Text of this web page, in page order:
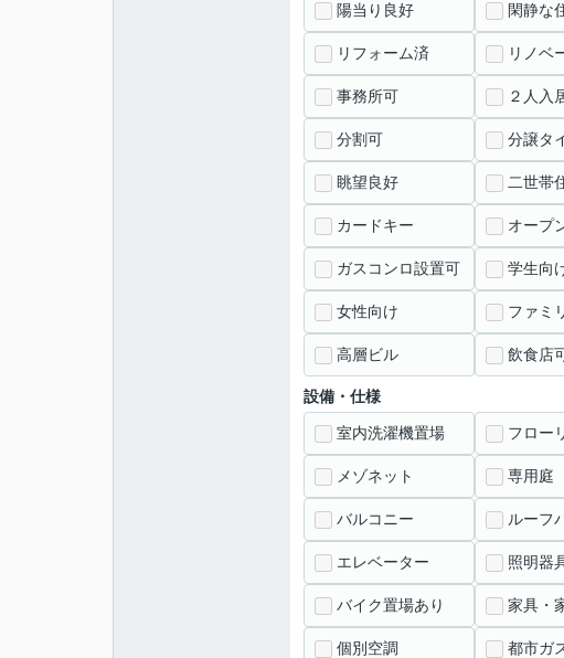
陽当り良好 閑静な
リフォーム済 リノベ
事務所可 ２人入
分割可 分譲タ
眺望良好 二世帯
カードキー オープ
ガスコンロ設置可 学生向
女性向け ファミ
高層ビル 飲食店
設備・仕様
室内洗濯機置場 フロー
メゾネット 専用庭
バルコニー ルーフ
エレベーター 照明器
バイク置場あり 家具・
個別空調 都市ガ